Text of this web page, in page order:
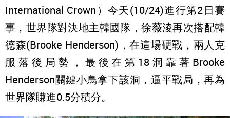
International Crown）今天(10/24)進行第2日賽
事，世界隊對決地主韓國隊，徐薇淩再次搭配韓
德森(Brooke Henderson)，在這場硬戰，兩人克
服落後局勢，最後在第18洞靠著Brooke
Henderson關鍵小鳥拿下該洞，逼平戰局，再為
世界隊賺進0.5分積分。